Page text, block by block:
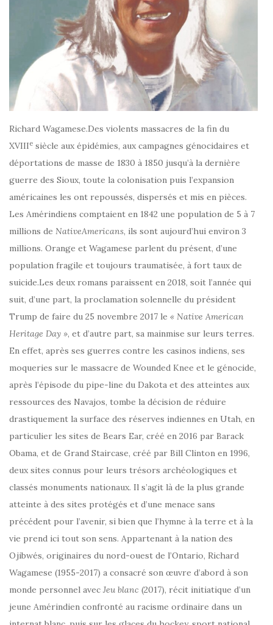
Richard Wagamese.Des violents massacres de la fin du
XVIIIe siècle aux épidémies, aux campagnes génocidaires et
déportations de masse de 1830 à 1850 jusqu’à la dernière
guerre des Sioux, toute la colonisation puis l’expansion
américaines les ont repoussés, dispersés et mis en pièces.
Les Amérindiens comptaient en 1842 une population de 5 à 7
millions de NativeAmericans, ils sont aujourd’hui environ 3
millions. Orange et Wagamese parlent du présent, d’une
population fragile et toujours traumatisée, à fort taux de
suicide.Les deux romans paraissent en 2018, soit l’année qui
suit, d’une part, la proclamation solennelle du président
Trump de faire du 25 novembre 2017 le « Native American
Heritage Day », et d’autre part, sa mainmise sur leurs terres.
En effet, après ses guerres contre les casinos indiens, ses
moqueries sur le massacre de Wounded Knee et le génocide,
après l’épisode du pipe-line du Dakota et des atteintes aux
ressources des Navajos, tombe la décision de réduire
drastiquement la surface des réserves indiennes en Utah, en
particulier les sites de Bears Ear, créé en 2016 par Barack
Obama, et de Grand Staircase, créé par Bill Clinton en 1996,
deux sites connus pour leurs trésors archéologiques et
classés monuments nationaux. Il s’agit là de la plus grande
atteinte à des sites protégés et d’une menace sans
précédent pour l’avenir, si bien que l’hymne à la terre et à la
vie prend ici tout son sens. Appartenant à la nation des
Ojibwés, originaires du nord-ouest de l’Ontario, Richard
Wagamese (1955-2017) a consacré son œuvre d’abord à son
monde personnel avec Jeu blanc (2017), récit initiatique d’un
jeune Amérindien confronté au racisme ordinaire dans un